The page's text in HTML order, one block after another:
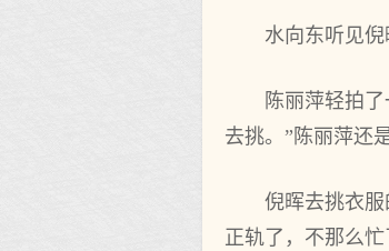
水向东听见
陈丽萍轻拍
去挑。”陈丽萍还
倪晖去挑衣
正轨了，不那么